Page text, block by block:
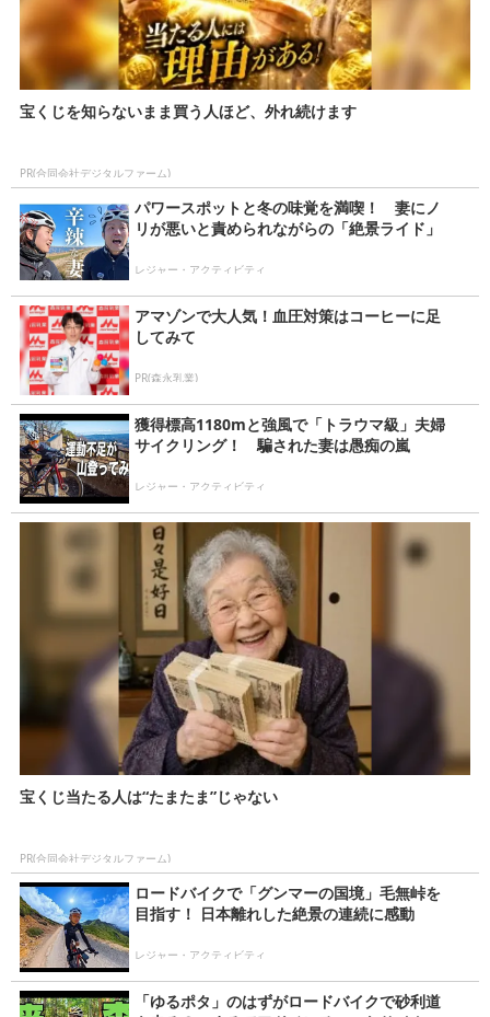
宝くじを知らないまま買う人ほど、外れ続けます
PR(合同会社デジタルファーム)
パワースポットと冬の味覚を満喫！ 妻にノ
リが悪いと責められながらの「絶景ライド」
レジャー・アクティビティ
アマゾンで大人気！血圧対策はコーヒーに足
してみて
PR(森永乳業)
獲得標高1180mと強風で「トラウマ級」夫婦
サイクリング！ 騙された妻は愚痴の嵐
レジャー・アクティビティ
宝くじ当たる人は“たまたま”じゃない
PR(合同会社デジタルファーム)
ロードバイクで「グンマーの国境」毛無峠を
目指す！ 日本離れした絶景の連続に感動
レジャー・アクティビティ
「ゆるポタ」のはずがロードバイクで砂利道